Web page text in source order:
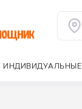
ИНДИВИДУАЛЬНЫЕ